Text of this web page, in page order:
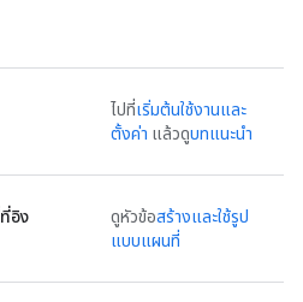
ไปที่เริ่มต้นใช้งานและ
ตั้งค่า แล้วดูบทแนะนำ
อิง
ดูหัวข้อสร้างและใช้รูป
แบบแผนที่